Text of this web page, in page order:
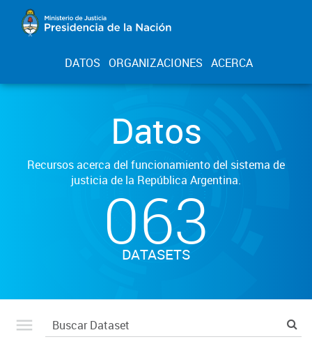
DATOS ORGANIZACIONES ACERCA
Datos
Recursos acerca del funcionamiento del sistema de
justicia de la República Argentina.
063
DATASETS